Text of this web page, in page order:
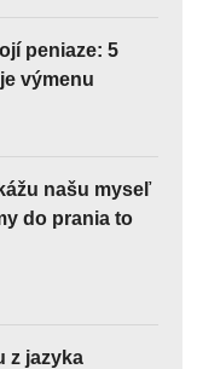
peniaze: 5
výmenu
našu myseľ
do prania to
z jazyka